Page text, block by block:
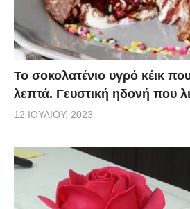
Το σοκολατένιο υγρό κέικ
λεπτά. Γευστική ηδονή που
12 ΙΟΥΛΊΟΥ, 2023